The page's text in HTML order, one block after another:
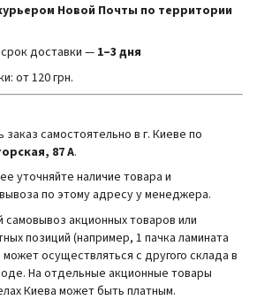
Новой Почты по территории
доставки — 1–3 дня
от 120 грн.
самостоятельно в г. Киеве по
87 А.
уточняйте наличие товара и
по этому адресу у менеджера.
акционных товаров или
позиций (например, 1 пачка ламината
осуществляться с другого склада в
На отдельные акционные товары
Киева может быть платным.